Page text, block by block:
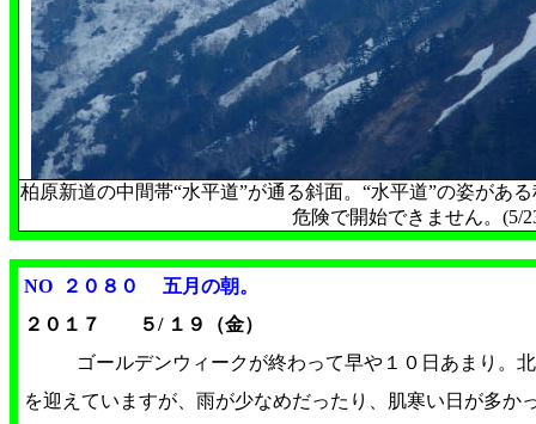
柏原新道の中間帯“水平道”が通る斜面。“水平道”の姿があ
危険で開始できません。(5/
NO ２０８０ 五月の朝。
２０１７ ５/ １９（金）
ゴールデンウィークが終わって早や１０日あまり。
を迎えていますが、雨が少なめだったり、肌寒い日が多か